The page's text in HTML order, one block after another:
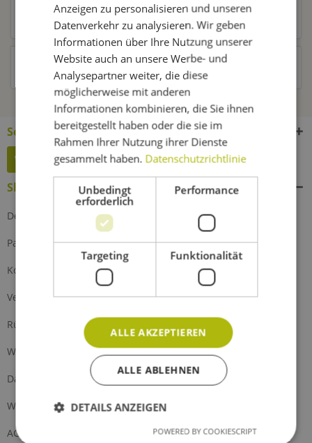
Kunden kauften auch
Kunden haben sich ebenfalls angesehen
Service Hotline
Widerruf erklären
Shop Service
Defektes Produkt
Partnerprogramm
Kontakt
Versand und Zahlung
Rückgabe
Widerrufsrecht
Datenschutz
Widerrufsformular
AGB
Anzeigen zu personalisieren und unseren
Datenverkehr zu analysieren. Wir geben
Informationen über Ihre Nutzung unserer
Website auch an unsere Werbe- und
Analysepartner weiter, die diese
möglicherweise mit anderen
Informationen kombinieren, die Sie ihnen
bereitgestellt haben oder die sie im
Rahmen Ihrer Nutzung ihrer Dienste
gesammelt haben. Datenschutzrichtlinie
Unbedingt
erforderlich
Performance
Targeting Funktionalität
ALLE AKZEPTIEREN
ALLE ABLEHNEN
DETAILS ANZEIGEN
POWERED BY COOKIESCRIPT